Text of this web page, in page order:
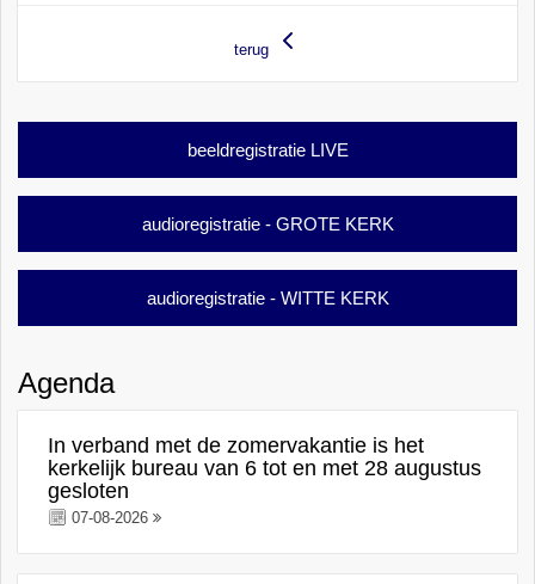
terug
beeldregistratie LIVE
audioregistratie - GROTE KERK
audioregistratie - WITTE KERK
Agenda
In verband met de zomervakantie is het
kerkelijk bureau van 6 tot en met 28 augustus
gesloten
07-08-2026